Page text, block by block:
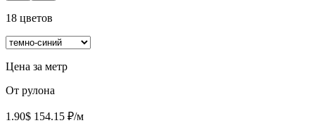
18 цветов
Цена за метр
От рулона
1.90$ 154.15 ₽/м